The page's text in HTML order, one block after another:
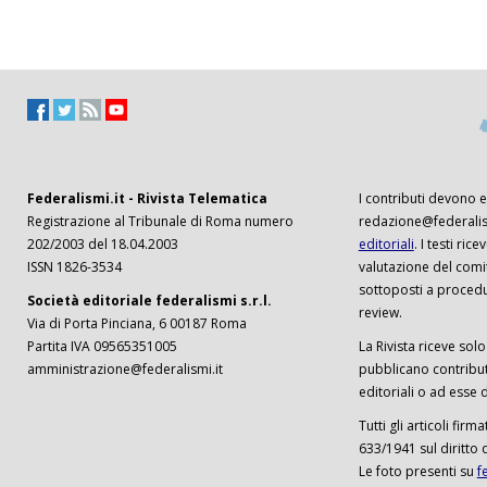
Federalismi.it - Rivista Telematica
Registrazione al Tribunale di Roma numero
202/2003 del 18.04.2003
ISSN 1826-3534
Società editoriale federalismi s.r.l.
Via di Porta Pinciana, 6 00187 Roma
Partita IVA 09565351005
amministrazione@federalismi.it
I contributi devono
editoriali. I testi
valutazione del
sottoposti a
review.
La Rivista riceve
pubblicano
editoriali o ad esse
Tutti gli articoli
633/1941 sul diritto
Le foto presenti su